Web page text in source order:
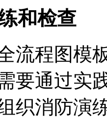
和检查
流程图模
要通过实
织消防演